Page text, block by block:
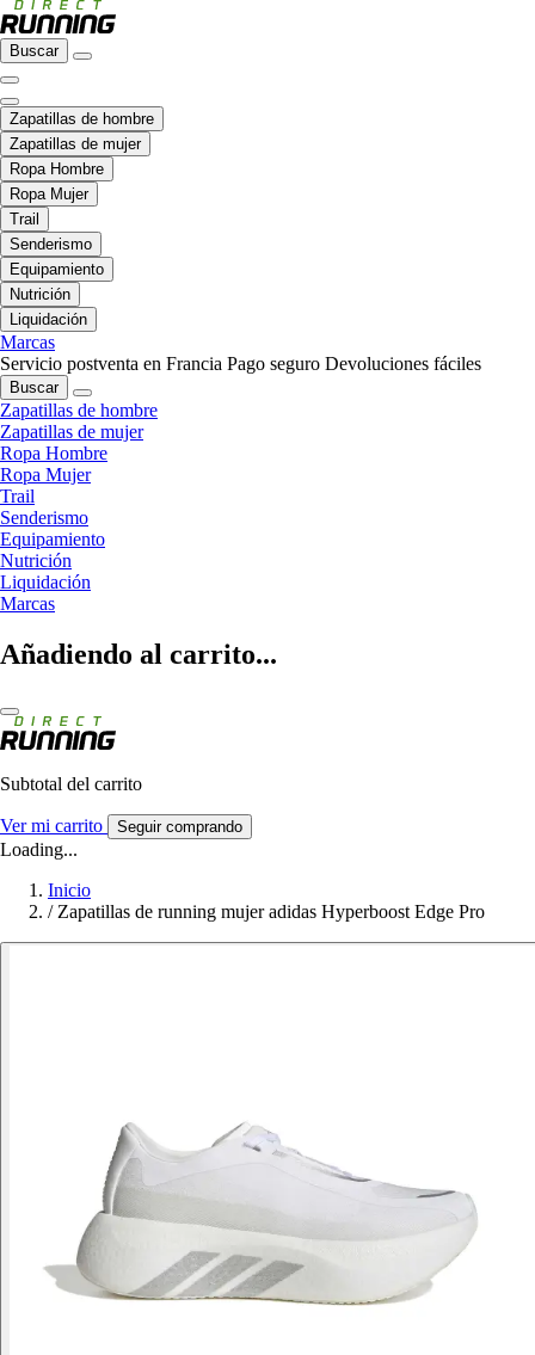
Buscar
Zapatillas de hombre
Zapatillas de mujer
Ropa Hombre
Ropa Mujer
Trail
Senderismo
Equipamiento
Nutrición
Liquidación
Marcas
Servicio postventa en Francia Pago seguro Devoluciones fáciles
Buscar
Zapatillas de hombre
Zapatillas de mujer
Ropa Hombre
Ropa Mujer
Trail
Senderismo
Equipamiento
Nutrición
Liquidación
Marcas
Añadiendo al carrito...
Subtotal del carrito
Ver mi carrito Seguir comprando
Loading...
Inicio
/ Zapatillas de running mujer adidas Hyperboost Edge Pro